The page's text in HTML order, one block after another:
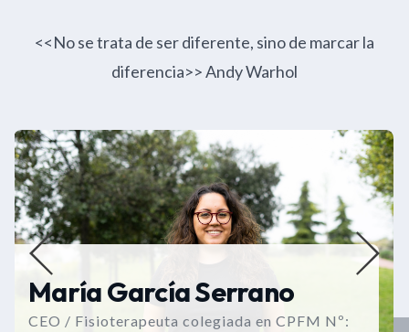
<<No se trata de ser diferente, sino de marcar la
diferencia>> Andy Warhol
María García Serrano
CEO / Fisioterapeuta colegiada en CPFM Nº: